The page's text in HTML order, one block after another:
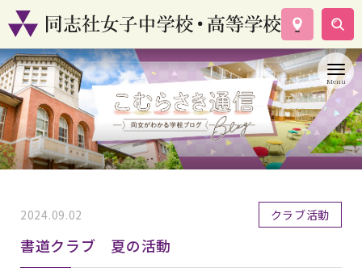
学校案内
コース紹介
学校生活
入試情報
資料請求
2024.09.02 クラブ活動
書道クラブ 夏の活動